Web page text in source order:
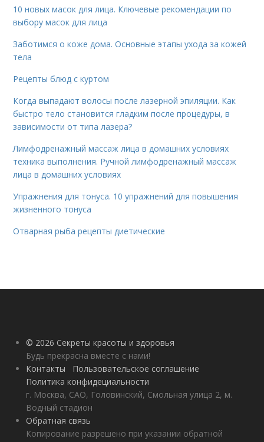
10 новых масок для лица. Ключевые рекомендации по
выбору масок для лица
Заботимся о коже дома. Основные этапы ухода за кожей
тела
Рецепты блюд с куртом
Когда выпадают волосы после лазерной эпиляции. Как
быстро тело становится гладким после процедуры, в
зависимости от типа лазера?
Лимфодренажный массаж лица в домашних условиях
техника выполнения. Ручной лимфодренажный массаж
лица в домашних условиях
Упражнения для тонуса. 10 упражнений для повышения
жизненного тонуса
Отварная рыба рецепты диетические
© 2026 Секреты красоты и здоровья
Будь прекрасна вместе с нами!
Контакты
Пользовательское соглашение
Политика конфидециальности
г. Москва, САО, Головинский, Смольная улица 2, м.
Водный стадион
Обратная связь
Копирование разрешено при указании обратной